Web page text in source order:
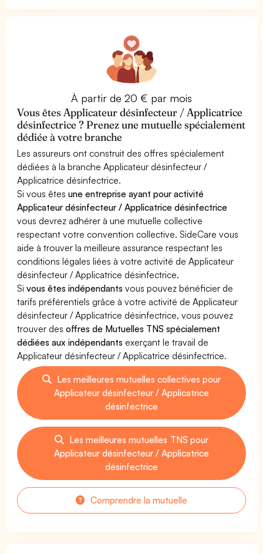
À partir de 20 € par mois
Vous êtes Applicateur désinfecteur / Applicatrice
désinfectrice ? Prenez une mutuelle spécialement
dédiée à votre branche
Les assureurs ont construit des offres spécialement
dédiées à la branche Applicateur désinfecteur /
Applicatrice désinfectrice.
Si vous êtesune entreprise ayant pour activité
Applicateur désinfecteur / Applicatrice désinfectrice
vous devrez adhérer à une mutuelle collective
respectant votre convention collective. SideCare vous
aide à trouver la meilleure assurance respectant les
conditions légales liées à votre activité de Applicateur
désinfecteur / Applicatrice désinfectrice.
Sivous êtes indépendants vous pouvez bénéficier de
tarifs préférentiels grâce à votre activité de Applicateur
désinfecteur / Applicatrice désinfectrice, vous pouvez
trouver desoffres de Mutuelles TNS spécialement
dédiées aux indépendants exerçant le travail de
Applicateur désinfecteur / Applicatrice désinfectrice.
Les meilleures mutuelles collectives pour
Applicateur désinfecteur / Applicatrice
désinfectrice
Les meilleures mutuelles TNS pour
Applicateur désinfecteur / Applicatrice
désinfectrice
Comprendre la mutuelle